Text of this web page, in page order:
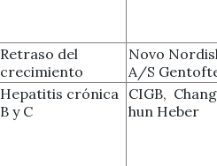
Retraso del
crecimiento
Novo
A/S
Hepatitis crónica
B y C
CIGB,
hun Heber